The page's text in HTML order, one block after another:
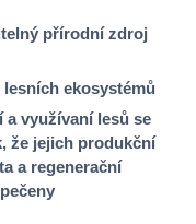
přírodní zdroj
ekosystémů
využívaní lesů se
že jejich produkční
a regenerační